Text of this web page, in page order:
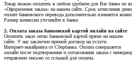
Товар можно оплатить в любом удобном для Вас банке по
«Оформления заказа» на нашем сайте. Срок зачисления
оплате банковского перевода дополнительно взимается
Размер комиссии уточняйте в банке.
2. Оплата заказа банковской картой онлайн на сайте
Оплатить заказ легко банковской картой прямо на нашем
сайте. У нас заключен прямой договор на услуги
Интернет-эквайринга от Сбербанка. Оплата совершается
онлайн после подтвержения и согласования заказа с
отправлено письмо со сслыкой для оплаты.